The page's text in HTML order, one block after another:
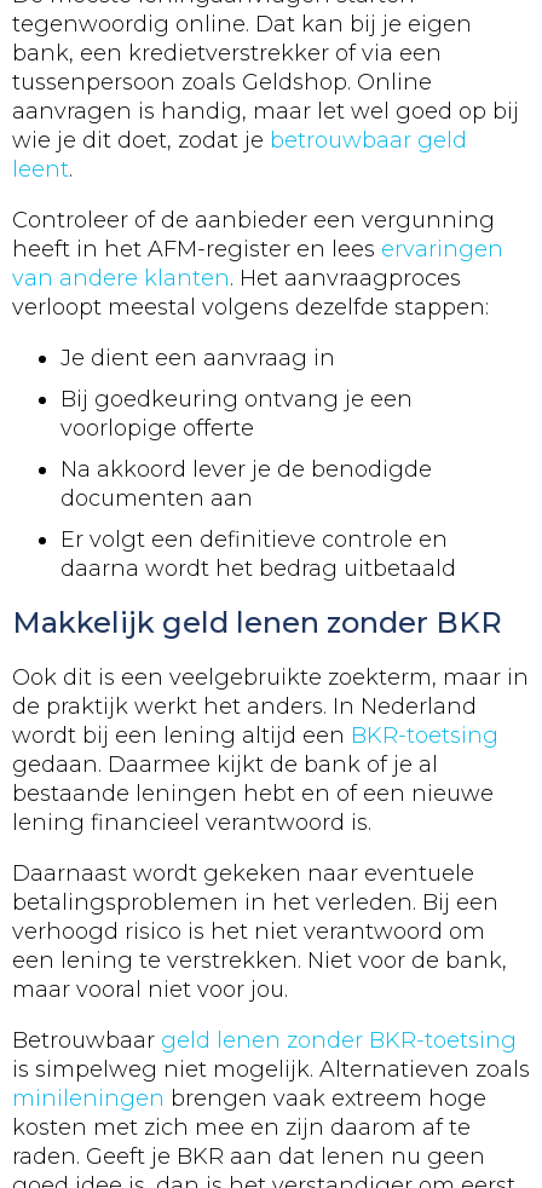
tegenwoordig online. Dat kan bij je eigen
bank, een kredietverstrekker of via een
tussenpersoon zoals Geldshop. Online
aanvragen is handig, maar let wel goed op bij
wie je dit doet, zodat je betrouwbaar geld
leent.
Controleer of de aanbieder een vergunning
heeft in het AFM-register en lees ervaringen
van andere klanten. Het aanvraagproces
verloopt meestal volgens dezelfde stappen:
Je dient een aanvraag in
Bij goedkeuring ontvang je een
voorlopige offerte
Na akkoord lever je de benodigde
documenten aan
Er volgt een definitieve controle en
daarna wordt het bedrag uitbetaald
Makkelijk geld lenen zonder BKR
Ook dit is een veelgebruikte zoekterm, maar in
de praktijk werkt het anders. In Nederland
wordt bij een lening altijd een BKR-toetsing
gedaan. Daarmee kijkt de bank of je al
bestaande leningen hebt en of een nieuwe
lening financieel verantwoord is.
Daarnaast wordt gekeken naar eventuele
betalingsproblemen in het verleden. Bij een
verhoogd risico is het niet verantwoord om
een lening te verstrekken. Niet voor de bank,
maar vooral niet voor jou.
Betrouwbaar geld lenen zonder BKR-toetsing
is simpelweg niet mogelijk. Alternatieven zoals
minileningen brengen vaak extreem hoge
kosten met zich mee en zijn daarom af te
raden. Geeft je BKR aan dat lenen nu geen